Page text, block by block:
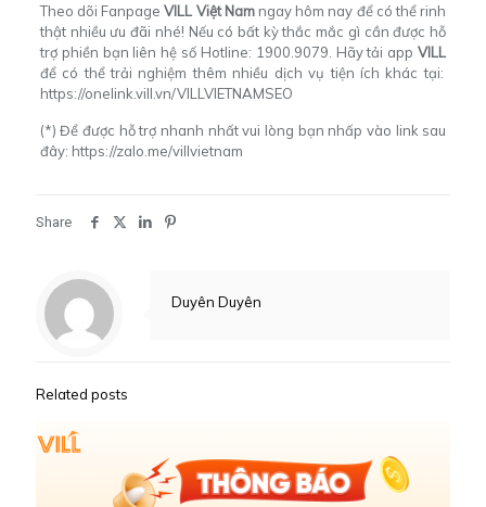
Theo dõi FanpageVILL Việt Namngay hôm nay để có thể rinh
thật nhiều ưu đãi nhé! Nếu có bất kỳ thắc mắc gì cần được hỗ
trợ phiền bạn liên hệ số Hotline: 1900.9079. Hãy tải appVILL
để có thể trải nghiệm thêm nhiều dịch vụ tiện ích khác tại:
https://onelink.vill.vn/VILLVIETNAMSEO
(*) Để được hỗ trợ nhanh nhất vui lòng bạn nhấp vào link sau
đây: https://zalo.me/villvietnam
Share
Duyên Duyên
Related posts